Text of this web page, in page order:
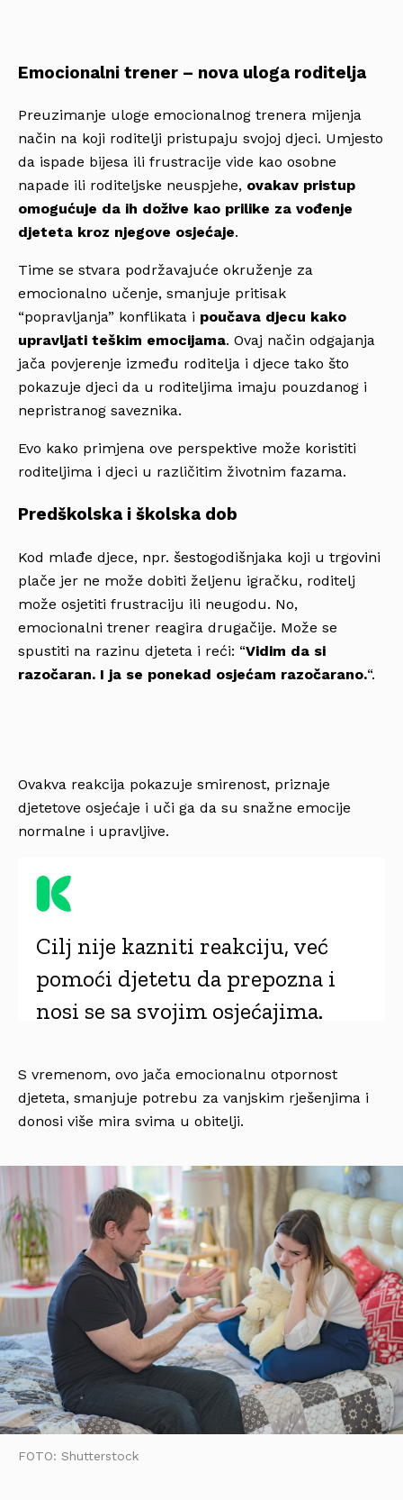
Emocionalni trener – nova uloga roditelja
Preuzimanje uloge emocionalnog trenera mijenja
način na koji roditelji pristupaju svojoj djeci. Umjesto
da ispade bijesa ili frustracije vide kao osobne
napade ili roditeljske neuspjehe, ovakav pristup
omogućuje da ih dožive kao prilike za vođenje
djeteta kroz njegove osjećaje.
Time se stvara podržavajuće okruženje za
emocionalno učenje, smanjuje pritisak
“popravljanja” konflikata i poučava djecu kako
upravljati teškim emocijama. Ovaj način odgajanja
jača povjerenje između roditelja i djece tako što
pokazuje djeci da u roditeljima imaju pouzdanog i
nepristranog saveznika.
Evo kako primjena ove perspektive može koristiti
roditeljima i djeci u različitim životnim fazama.
Predškolska i školska dob
Kod mlađe djece, npr. šestogodišnjaka koji u trgovini
plače jer ne može dobiti željenu igračku, roditelj
može osjetiti frustraciju ili neugodu. No,
emocionalni trener reagira drugačije. Može se
spustiti na razinu djeteta i reći: “Vidim da si
razočaran. I ja se ponekad osjećam razočarano.“.
Ovakva reakcija pokazuje smirenost, priznaje
djetetove osjećaje i uči ga da su snažne emocije
normalne i upravljive.
Cilj nije kazniti reakciju, već
pomoći djetetu da prepozna i
nosi se sa svojim osjećajima.
S vremenom, ovo jača emocionalnu otpornost
djeteta, smanjuje potrebu za vanjskim rješenjima i
donosi više mira svima u obitelji.
FOTO: Shutterstock